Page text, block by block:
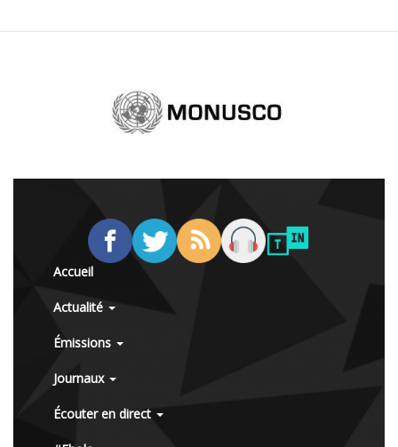
Accueil
Actualité
Émissions
Journaux
Écouter en direct